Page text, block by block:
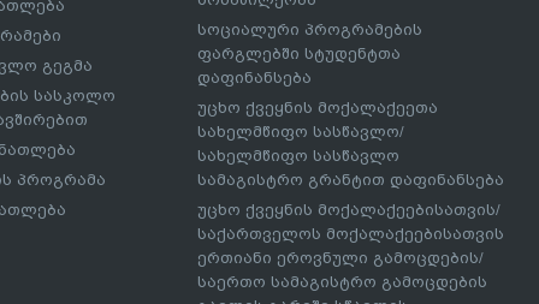
გეგმა
სასკოლო
პროგრამა
სოციალური პროგრამების
ფარგლებში სტუდენტთა
დაფინანსება
უცხო ქვეყნის მოქალაქეეთა
სახელმწიფო სასწავლო/
სახელმწიფო სასწავლო
სამაგისტრო გრანტით დაფინანსება
უცხო ქვეყნის მოქალაქეებისათვის/
საქართველოს მოქალაქეებისათვის
ერთიანი ეროვნული გამოცდების/
საერთო სამაგისტრო გამოცდების